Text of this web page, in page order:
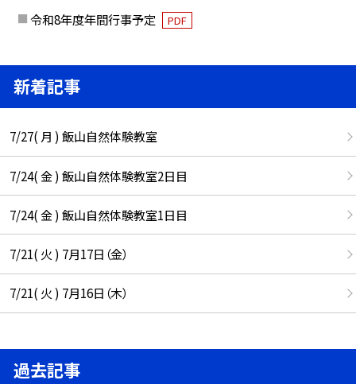
令和8年度年間行事予定
PDF
新着記事
7/27( 月 ) 飯山自然体験教室
7/24( 金 ) 飯山自然体験教室2日目
7/24( 金 ) 飯山自然体験教室1日目
7/21( 火 ) 7月17日（金）
7/21( 火 ) 7月16日（木）
過去記事